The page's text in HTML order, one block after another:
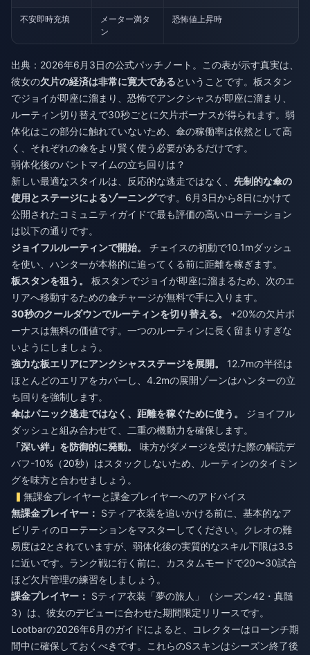
不安即時充填
メーター満タ
ン
恐怖値上昇時
出典：2026年6月3日の公式パッチノート。この表が示す真実は、
彼女の欠片の経済は非常に寛大であるということです。板スタン
でジョイが即座に溜まり、恐怖でアンクシャスが即座に溜まり、
ルーティン切り替えで30秒ごとに欠片ボーナスが得られます。弱
体化はこの部分に触れていないため、傘の稼働率は依然として高
く、それぞれの傘をより賢く使う必要があるだけです。
弱体化後のパントマイムの立ち回りは？
新しい最適なスタイルは、反応的な逃走ではなく、 先制的な傘の
使用とステージによるゾーニングです。6月3日から8日にかけて
公開されたコミュニティガイドで最も評価の高いローテーション
は以下の通りです。
ジョイフルルーティンで開始。
チェイスの初動で10.1mダッシュ
を使い、ハンターが本格的に追ってくる前に距離を稼ぎます。
板スタンを狙う。
板スタンでジョイが即座に溜まるため、次のエ
リアへ移動するための傘チャージが無料で手に入ります。
30秒のクールダウンでルーティンを切り替える。
+20%の欠片ボ
ーナスは無料の価値です。一つのルーティンに長く留まりすぎな
いようにしましょう。
強力な板エリアにアンクシャスステージを展開。
12.7mの半径は
ほとんどのエリアをカバーし、4.2mの展開ゾーンはハンターの立
ち回りを強制します。
傘はパニック逃走ではなく、距離を稼ぐために使う。
ジョイフル
ダッシュと組み合わせて、二重の機動力を確保します。
「深い絆」を防御的に発動。
味方がダメージを受けた際の解読デ
バフ-10%（20秒）はスタックしないため、ルーティンのタイミン
グを味方と合わせましょう。
無課金プレイヤーと課金プレイヤーへのアドバイス
無課金プレイヤー： Sティア衣装を追いかける前に、基本的なア
ビリティのローテーションをマスターしてください。クレオの難
易度は2とされていますが、弱体化後の実質的なスキル下限は3.5
に近いです。ランク戦に行く前に、カスタムモードで20〜30試合
ほど欠片管理の練習をしましょう。
課金プレイヤー： Sティア衣装「夢の旅人」（シーズン42・真髄
3）は、彼女のデビューに合わせた期間限定リリースです。
Lootbarの2026年6月のガイドによると、コレクターはローンチ期
間中に確保しておくべきです。これらのSスキンはシーズン終了後